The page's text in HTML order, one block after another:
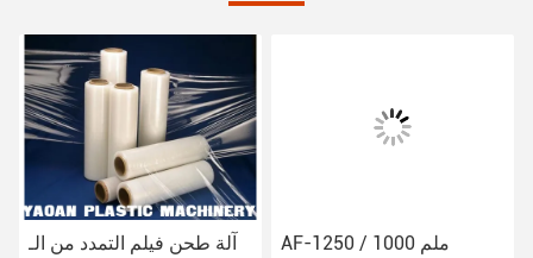
آلة طحن فيلم التمدد من الـ
AF-1250 / 1000 ملم